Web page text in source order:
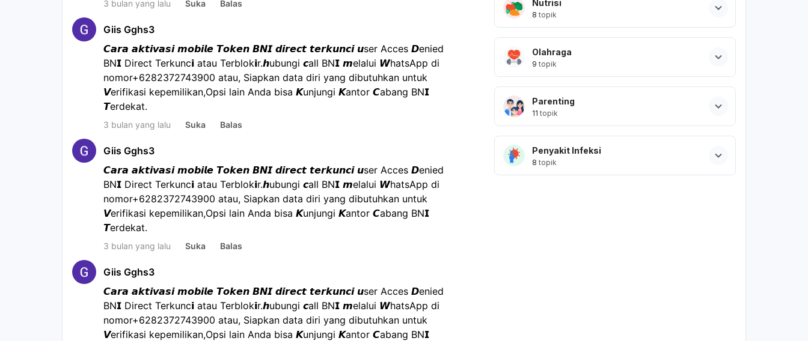
3 bulan yang lalu Suka Balas
Giis Gghs3
𝘾𝙖𝙧𝙖 𝙖𝙠𝙩𝙞𝙫𝙖𝙨𝙞 𝙢𝙤𝙗𝙞𝙡𝙚 𝙏𝙤𝙠𝙚𝙣 𝘽𝙉𝙄 𝙙𝙞𝙧𝙚𝙘𝙩 𝙩𝙚𝙧𝙠𝙪𝙣𝙘𝙞 𝙪ser Acces 𝘿enied
BN𝗜 Direct Terkunc𝗶 atau Terblok𝗶r.𝙝ubungi 𝙘all BN𝗜 𝙢elalui 𝙒hatsApp di
nomor+6282372743900 atau, Siapkan data diri yang dibutuhkan untuk
𝙑erifikasi kepemilikan,Opsi lain Anda bisa 𝙆unjungi 𝙆antor 𝘾abang BN𝗜
𝙏erdekat.
3 bulan yang lalu Suka Balas
Giis Gghs3
𝘾𝙖𝙧𝙖 𝙖𝙠𝙩𝙞𝙫𝙖𝙨𝙞 𝙢𝙤𝙗𝙞𝙡𝙚 𝙏𝙤𝙠𝙚𝙣 𝘽𝙉𝙄 𝙙𝙞𝙧𝙚𝙘𝙩 𝙩𝙚𝙧𝙠𝙪𝙣𝙘𝙞 𝙪ser Acces 𝘿enied
BN𝗜 Direct Terkunc𝗶 atau Terblok𝗶r.𝙝ubungi 𝙘all BN𝗜 𝙢elalui 𝙒hatsApp di
nomor+6282372743900 atau, Siapkan data diri yang dibutuhkan untuk
𝙑erifikasi kepemilikan,Opsi lain Anda bisa 𝙆unjungi 𝙆antor 𝘾abang BN𝗜
𝙏erdekat.
3 bulan yang lalu Suka Balas
Giis Gghs3
𝘾𝙖𝙧𝙖 𝙖𝙠𝙩𝙞𝙫𝙖𝙨𝙞 𝙢𝙤𝙗𝙞𝙡𝙚 𝙏𝙤𝙠𝙚𝙣 𝘽𝙉𝙄 𝙙𝙞𝙧𝙚𝙘𝙩 𝙩𝙚𝙧𝙠𝙪𝙣𝙘𝙞 𝙪ser Acces 𝘿enied
BN𝗜 Direct Terkunc𝗶 atau Terblok𝗶r.𝙝ubungi 𝙘all BN𝗜 𝙢elalui 𝙒hatsApp di
nomor+6282372743900 atau, Siapkan data diri yang dibutuhkan untuk
𝙑erifikasi kepemilikan,Opsi lain Anda bisa 𝙆unjungi 𝙆antor 𝘾abang BN𝗜
Nutrisi
8 topik
Olahraga
9 topik
Parenting
11 topik
Penyakit Infeksi
8 topik